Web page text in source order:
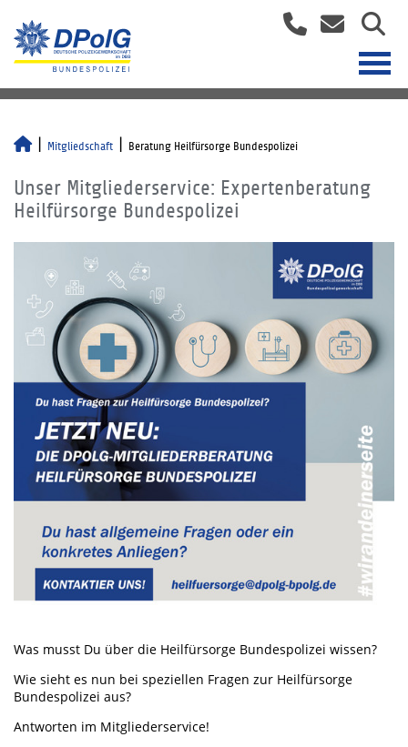
Mitgliedschaft Beratung Heilfürsorge Bundespolizei
Unser Mitgliederservice: Expertenberatung
Heilfürsorge Bundespolizei
Was musst Du über die Heilfürsorge Bundespolizei wissen?
Wie sieht es nun bei speziellen Fragen zur Heilfürsorge
Bundespolizei aus?
Antworten im Mitgliederservice!